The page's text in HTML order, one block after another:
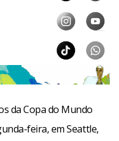
da Copa do Mundo
feira, em Seattle,